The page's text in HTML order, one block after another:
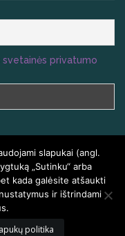
svetainės privatumo
HOMEAIR.LT
slapukai (angl.
„Sutinku“ arba
kada galėsite atšaukti
ir ištrindami
politika